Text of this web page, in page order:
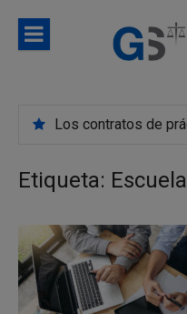
contenido
Etiqueta: Escuela